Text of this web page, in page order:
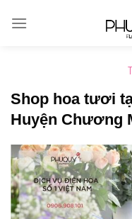
Shop hoa tươi
Huyện Chương